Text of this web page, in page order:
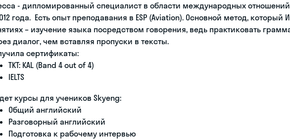
- дипломированный специалист в области международных
года. Есть опыт преподавания в ESP (Aviation). Основной метод, который
– изучение языка посредством говорения, ведь практиковать
диалог, чем вставляя пропуски в тексты.
сертификаты:
TKT: KAL (Band 4 out of 4)
IELTS
курсы для учеников Skyeng:
Общий английский
Разговорный английский
Подготовка к рабочему интервью